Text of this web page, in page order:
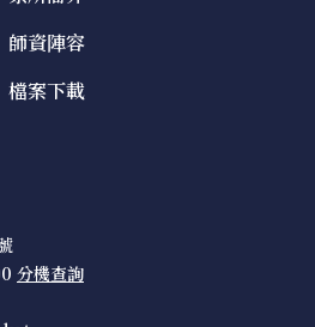
師資陣容
檔案下載
分機查詢